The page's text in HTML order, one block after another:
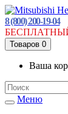
8 (800) 200-19-04
Товаров 0
Ваша
Меню